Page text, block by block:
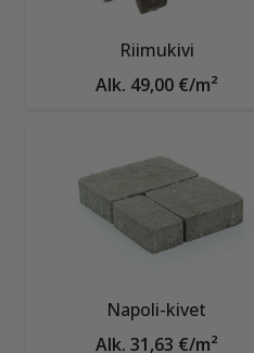
Riimukivi
Alk. 49,00 €/m²
Napoli-kivet
Alk. 31,63 €/m²